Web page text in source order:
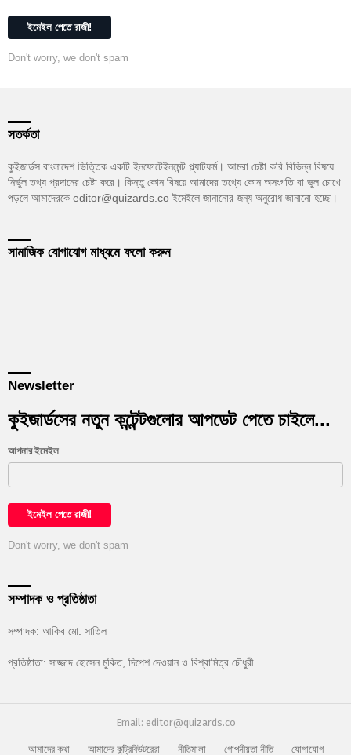
Don't worry, we don't spam
সতর্কতা
কুইজার্ডস বাংলাদেশ ভিত্তিক একটি ইনফোটেইনমেন্ট প্ল্যাটফর্ম। আমরা চেষ্টা করি বিভিন্ন বিষয়ে
নির্ভুল তথ্য প্রদানের চেষ্টা করে। কিন্তু কোন বিষয়ে আমাদের তথ্যে কোন অসংগতি বা ভুল চোখে
পড়লে আমাদেরকে editor@quizards.co ইমেইলে জানানোর জন্য অনুরোধ জানানো হচ্ছে।
সামাজিক যোগাযোগ মাধ্যমে ফলো করুন
Newsletter
কুইজার্ডসের নতুন কন্টেন্টগুলোর আপডেট পেতে চাইলে...
আপনার ইমেইল
Don't worry, we don't spam
সম্পাদক ও প্রতিষ্ঠাতা
সম্পাদক: আকিব মো. সাতিল
প্রতিষ্ঠাতা: সাজ্জাদ হোসেন মুকিত, দিপেশ দেওয়ান ও বিশ্বামিত্র চৌধুরী
Email: editor@quizards.co
আমাদের কথা আমাদের কন্ট্রিবিউটরেরা নীতিমালা গোপনীয়তা নীতি যোগাযোগ